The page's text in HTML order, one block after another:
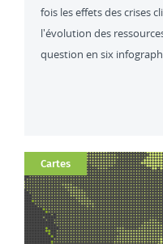
fois les effets des crises
l'évolution des
question en six
Catégorie
Cartes